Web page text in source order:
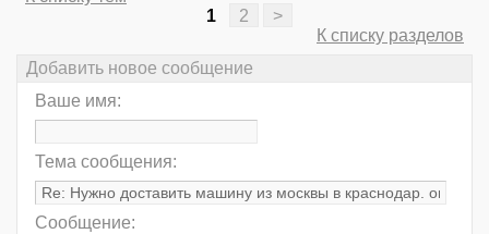
1
2
>
К списку разделов
Добавить новое сообщение
Ваше имя:
Тема сообщения:
Сообщение: